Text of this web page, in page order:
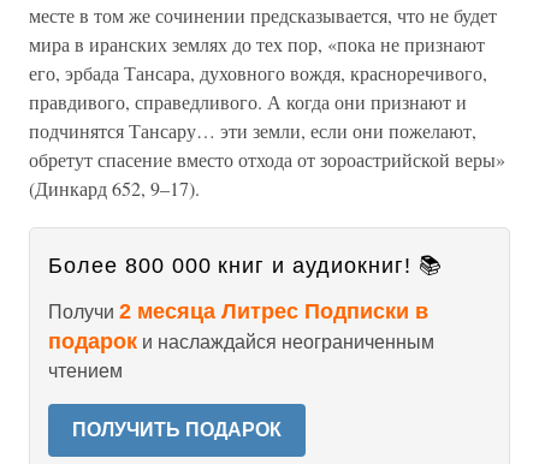
месте в том же сочинении предсказывается, что не будет
мира в иранских землях до тех пор, «пока не признают
его, эрбада Тансара, духовного вождя, красноречивого,
правдивого, справедливого. А когда они признают и
подчинятся Тансару… эти земли, если они пожелают,
обретут спасение вместо отхода от зороастрийской веры»
(Динкард 652, 9–17).
Более 800 000 книг и аудиокниг! 📚
Получи 2 месяца Литрес Подписки в
подарок и наслаждайся неограниченным
чтением
ПОЛУЧИТЬ ПОДАРОК